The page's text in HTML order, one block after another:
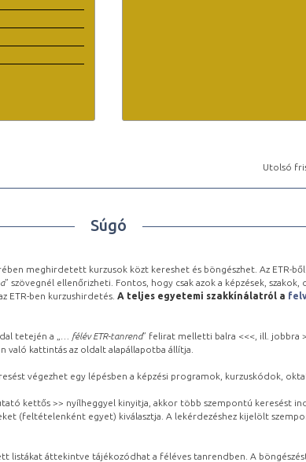
Utolsó
Súgó
meghirdetett kurzusok közt kereshet és böngészhet. Az ETR-
” szövegnél ellenőrizheti. Fontos, hogy csak azok a képzések,
ETR-ben kurzushirdetés. A teljes egyetemi szakkínálatról a
tetején a „ … félév ETR-tanrend” felirat melletti balra <<<, ill. jobbra
való kattintás az oldalt alapállapotba állítja.
végezhet egy lépésben a képzési programok, kurzuskódok,
kettős >> nyílheggyel kinyitja, akkor több szempontú keresést
(feltételenként egyet) kiválasztja. A lekérdezéshez kijelölt
listákat áttekintve tájékozódhat a féléves tanrendben. A